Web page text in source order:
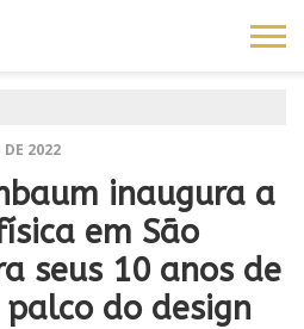
DE 2022
inaugura a
em São
seus 10 anos de
do design